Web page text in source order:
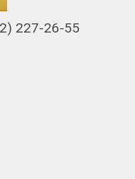
227-26-55